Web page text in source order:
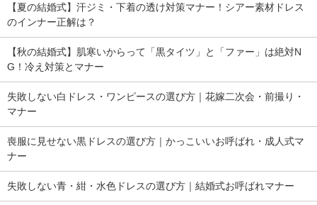
【夏の結婚式】汗ジミ・下着の透け対策マナー！シアー素材ドレス
のインナー正解は？
【秋の結婚式】肌寒いからって「黒タイツ」と「ファー」は絶対N
G！冷え対策とマナー
失敗しない白ドレス・ワンピースの選び方｜花嫁二次会・前撮り・
マナー
喪服に見せない黒ドレスの選び方｜かっこいいお呼ばれ・成人式マ
ナー
失敗しない青・紺・水色ドレスの選び方｜結婚式お呼ばれマナー